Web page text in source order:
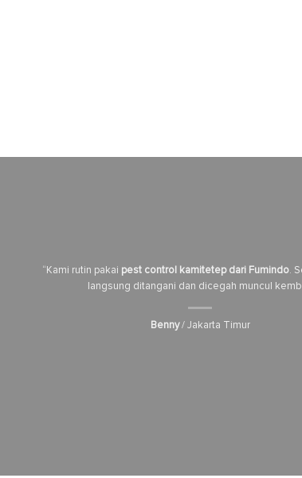
“Kami rutin pakai pest control kamitetep dari Fumindo.
langsung ditangani dan dicegah muncul
Benny/ Jakarta Timur